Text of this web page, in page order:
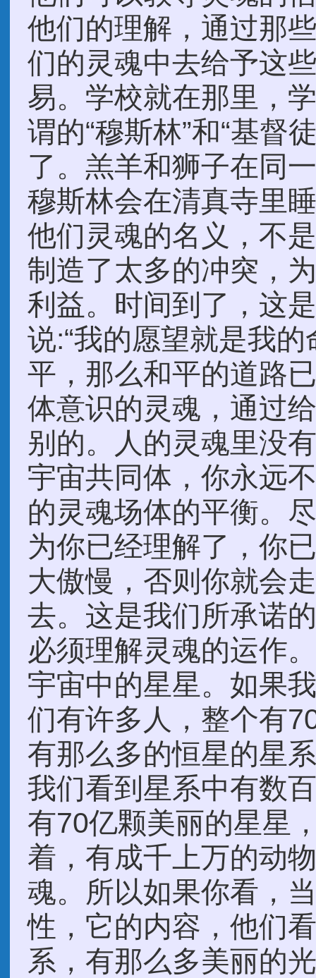
他们的理解，通过那
们的灵魂中去给予这
易。学校就在那里，
谓的“穆斯林”和“基督
了。羔羊和狮子在同
穆斯林会在清真寺里
他们灵魂的名义，不
制造了太多的冲突，
利益。时间到了，这
说:“我的愿望就是我
平，那么和平的道路
体意识的灵魂，通过
别的。人的灵魂里没
宇宙共同体，你永远
的灵魂场体的平衡。
为你已经理解了，你
大傲慢，否则你就会
去。这是我们所承诺
必须理解灵魂的运作
宇宙中的星星。如果
们有许多人，整个有
有那么多的恒星的星
我们看到星系中有数
有70亿颗美丽的星星
着，有成千上万的动
魂。所以如果你看，
性，它的内容，他们
系，有那么多美丽的